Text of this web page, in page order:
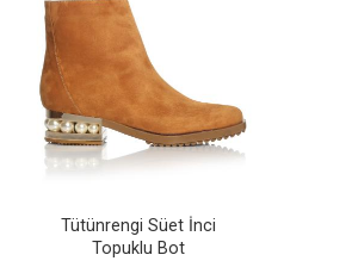
Tütünrengi Süet İnci
Topuklu Bot